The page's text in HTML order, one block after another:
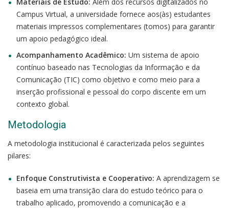
Materiais de Estudo: Além dos recursos digitalizados no
Campus Virtual, a universidade fornece aos(às) estudantes
materiais impressos complementares (tomos) para garantir
um apoio pedagógico ideal.
Acompanhamento Acadêmico: Um sistema de apoio
contínuo baseado nas Tecnologias da Informação e da
Comunicação (TIC) como objetivo e como meio para a
inserção profissional e pessoal do corpo discente em um
contexto global.
Metodologia
A metodologia institucional é caracterizada pelos seguintes
pilares:
Enfoque Construtivista e Cooperativo: A aprendizagem se
baseia em uma transição clara do estudo teórico para o
trabalho aplicado, promovendo a comunicação e a